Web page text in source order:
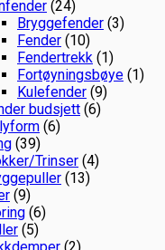
(24)
Bryggefender (3)
Fender (10)
Fendertrekk (1)
Fortøyningsbøye (1)
Kulefender (9)
budsjett (6)
(6)
(39)
Trinser (4)
(13)
(9)
(6)
(5)